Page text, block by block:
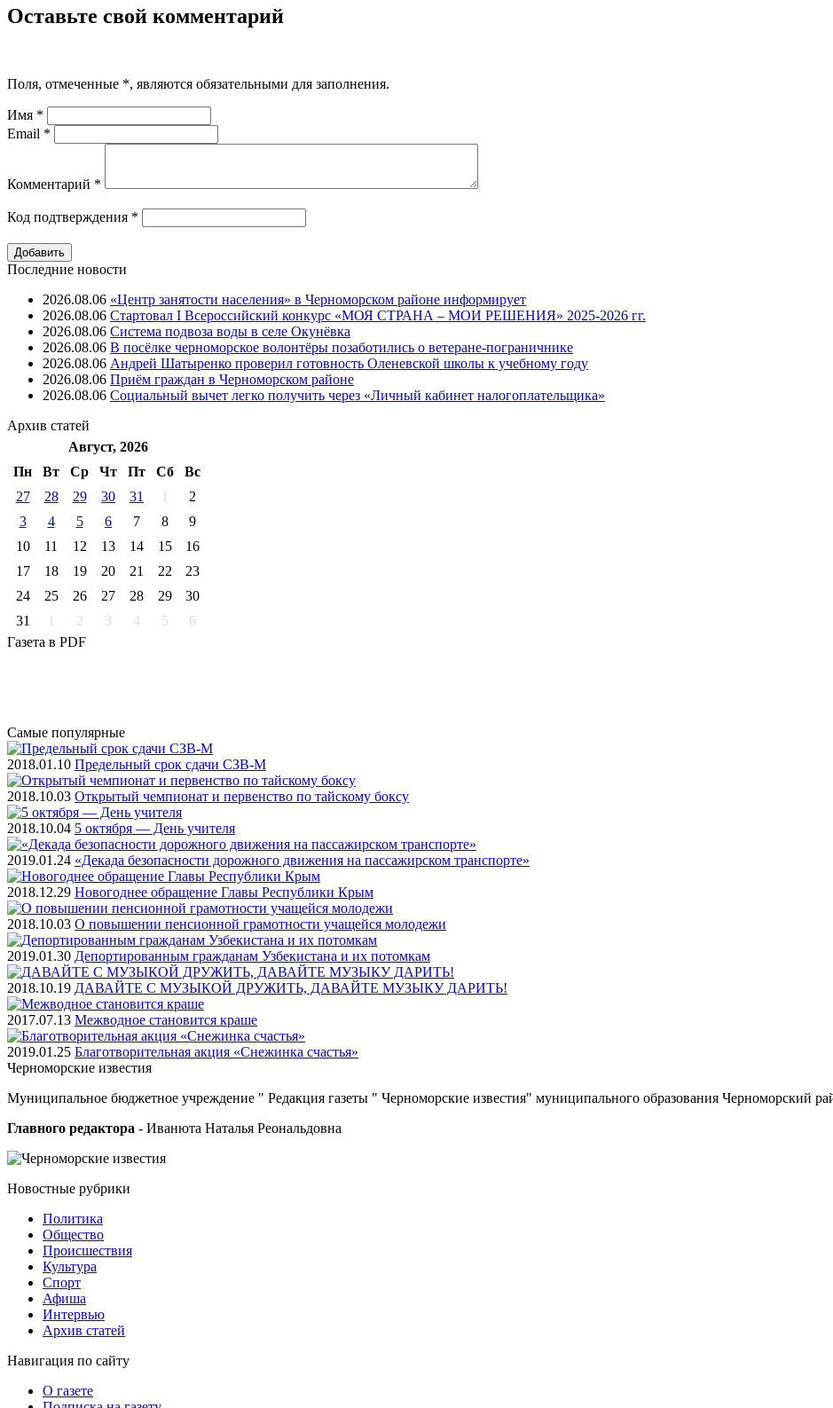
Оставьте свой комментарий
Поля, отмеченные *, являются обязательными для заполнения.
Имя *
Email *
Комментарий *
Код подтверждения *
Последние новости
2026.08.06 «Центр занятости населения» в Черноморском районе информирует
2026.08.06 Стартовал I Всероссийский конкурс «МОЯ СТРАНА – МОИ РЕШЕНИЯ» 2025-2026 гг.
2026.08.06 Система подвоза воды в селе Окунёвка
2026.08.06 В посёлке черноморское волонтёры позаботились о ветеране-пограничнике
2026.08.06 Андрей Шатыренко проверил готовность Оленевской школы к учебному году
2026.08.06 Приём граждан в Черноморском районе
2026.08.06 Социальный вычет легко получить через «Личный кабинет налогоплательщика»
Архив статей
Август, 2026
Пн
Вт Ср Чт Пт Cб
Вс
27
28 29 30 31 1
2
3
4 5 6 7 8
9
10
11 12 13 14 15
16
17
18 19 20 21 22
23
24
25 26 27 28 29
30
31
1 2 3 4 5
6
Газета в PDF
Самые популярные
2018.01.10 Предельный срок сдачи СЗВ-М
2018.10.03 Открытый чемпионат и первенство по тайскому боксу
2018.10.04 5 октября — День учителя
2019.01.24 «Декада безопасности дорожного движения на пассажирском транспорте»
2018.12.29 Новогоднее обращение Главы Республики Крым
2018.10.03 О повышении пенсионной грамотности учащейся молодежи
2019.01.30 Депортированным гражданам Узбекистана и их потомкам
2018.10.19 ДАВАЙТЕ С МУЗЫКОЙ ДРУЖИТЬ, ДАВАЙТЕ МУЗЫКУ ДАРИТЬ!
2017.07.13 Межводное становится краше
2019.01.25 Благотворительная акция «Снежинка счастья»
Черноморские известия
Муниципальное бюджетное учреждение " Редакция газеты " Черноморские известия" муниципального образования Черноморский
Главного редактора - Иванюта Наталья Реональдовна
Новостные рубрики
Политика
Общество
Проиcшествия
Культура
Спорт
Афиша
Интервью
Архив статей
Навигация по сайту
О газете